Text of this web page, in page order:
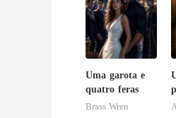
Uma garota e
quatro feras
Brass Wren